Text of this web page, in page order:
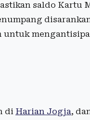
saldo Kartu
untuk
di Harian Jogja,